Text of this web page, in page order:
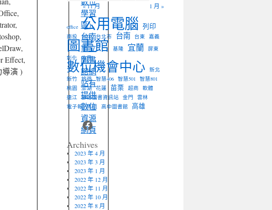
Effect,
導演 )
學習
區)
台南
市立
圖書
館網
站有
提供
數位
資源
網頁
« 11 月 1 月 »
office 公用電腦 列印
南投 台中 台北市 台南 台東 嘉義
圖書館 基隆 宜蘭 屏東
彰化
收費
數位機會中心
新北
新竹 旅遊 智慧406 智慧501
智慧801
桃園
澎湖 花蓮 苗栗 超商
軟體
連江 部落圖書資訊站 金門
雲林
電子報 馬祖 高中圖書館 高雄
Facebook
Archives
2023 年 4 月
2023 年 3 月
2023 年 1 月
2022 年 12 月
2022 年 11 月
2022 年 10 月
2022 年 8 月